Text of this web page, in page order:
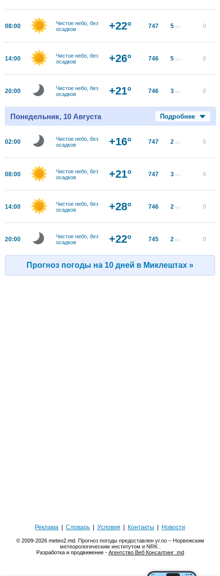
08:00
Чистое небо, без
осадков
+22° 747 5 м/с 0
14:00
Чистое небо, без
осадков
+26° 746 5 м/с 0
20:00
Чистое небо, без
осадков
+21° 746 3 м/с 0
Понедельник, 10 Августа Подробнее
02:00
Чистое небо, без
осадков
+16° 747 2 м/с 0
08:00
Чистое небо, без
осадков
+21° 747 3 м/с 0
14:00
Чистое небо, без
осадков
+28° 746 2 м/с 0
20:00
Чистое небо, без
осадков
+22° 745 2 м/с 0
Прогноз погоды на 10 дней в Миклештах »
Реклама Словарь Условия Контакты Новости
© 2009-2026 meteo2.md. Прогноз погоды предоставлен yr.no – Норвежским
метеорологическим институтом и NRK .
Разработка и продвижение - Агентство Веб Консалтинг .md